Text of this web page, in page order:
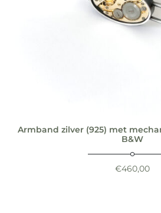
Armband zilver (925) met
B&W
€460,00